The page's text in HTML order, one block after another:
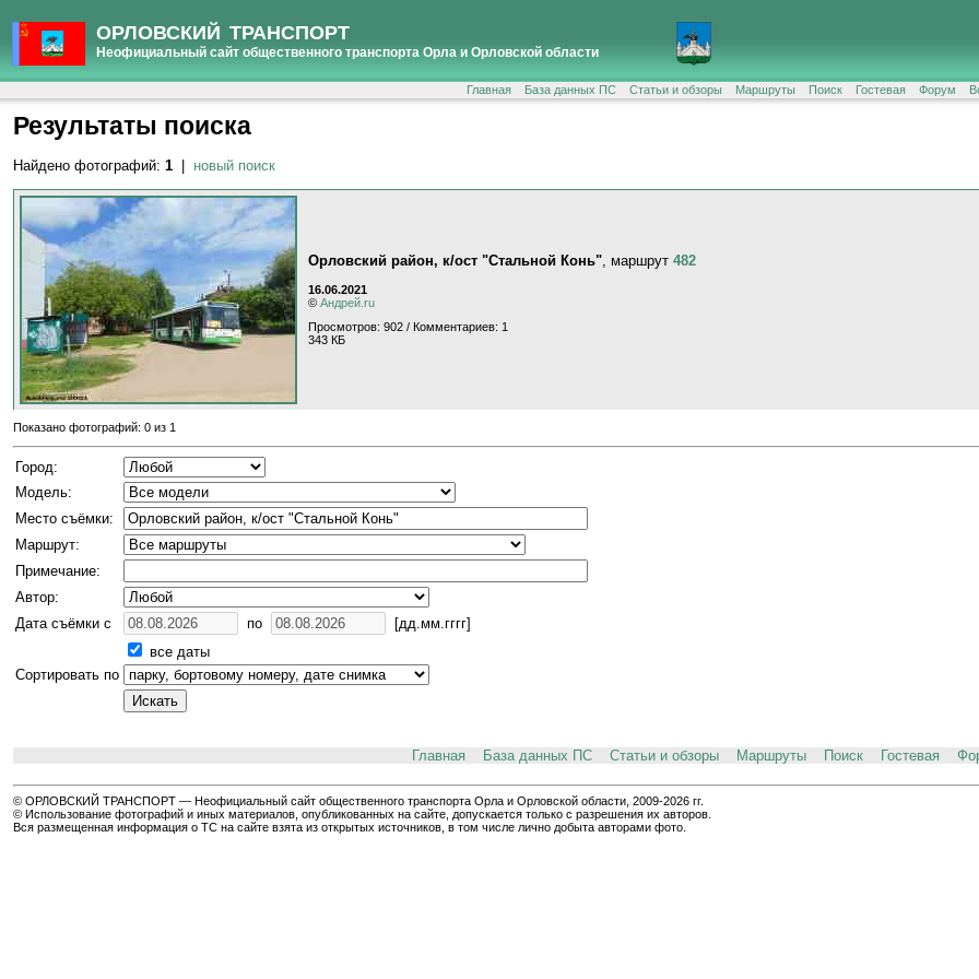
ОРЛОВСКИЙ ТРАНСПОРТ
Неофициальный сайт общественного транспорта Орла и Орловской области
Главная База данных ПС Статьи и обзоры Маршруты Поиск Гостевая Форум
Результаты поиска
Найдено фотографий: 1 новый поиск
Орловский район, к/ост "Стальной Конь" , маршрут 482
16.06.2021
© Андрей.ru
Просмотров: 902 / Комментариев: 1
343 КБ
Показано фотографий: 0 из 1
Город:
Модель:
Место съёмки:
Маршрут:
Примечание:
Автор:
Дата съёмки с
по
[дд.мм.гггг]
все даты
Сортировать по
Главная База данных ПС Статьи и обзоры Маршруты Поиск Гостевая
© ОРЛОВСКИЙ ТРАНСПОРТ — Неофициальный сайт общественного транспорта Орла и Орловской области, 2009-2026 гг.
© Использование фотографий и иных материалов, опубликованных на сайте, допускается только с разрешения их авторов.
Вся размещенная информация о ТС на сайте взята из открытых источников, в том числе лично добыта авторами фото.